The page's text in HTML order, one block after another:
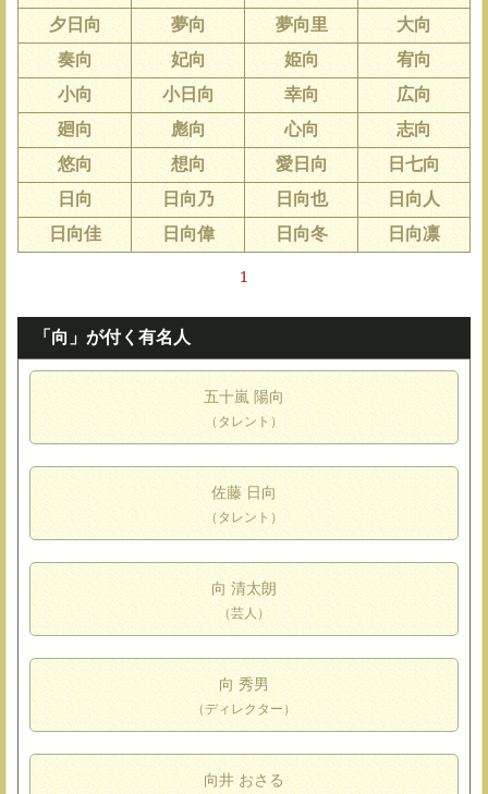
夕日向
夢向 夢向里
大向
奏向
妃向 姫向
宥向
小向
小日向 幸向
広向
廻向
彪向 心向
志向
悠向
想向 愛日向
日七向
日向
日向乃 日向也
日向人
日向佳
日向偉 日向冬 日向凛
1
「向」が付く有名人
五十嵐 陽向
（タレント）
佐藤 日向
（タレント）
向 清太朗
（芸人）
向 秀男
（ディレクター）
向井 おさる